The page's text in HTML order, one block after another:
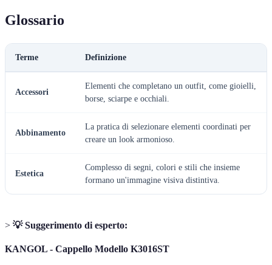
Glossario
Terme Definizione
Accessori
Elementi che completano un outfit, come gioielli,
borse, sciarpe e occhiali.
Abbinamento
La pratica di selezionare elementi coordinati per
creare un look armonioso.
Estetica
Complesso di segni, colori e stili che insieme
formano un'immagine visiva distintiva.
> 💡 Suggerimento di esperto:
KANGOL - Cappello Modello K3016ST